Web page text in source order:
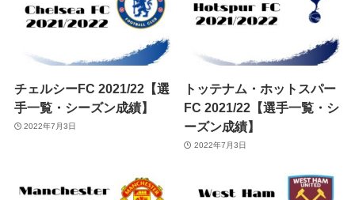
チェルシーFC 2021/22【選
手一覧・シーズン成績】
2022年7月3日
トッテナム・ホットスパー
FC 2021/22【選手一覧・シ
ーズン成績】
2022年7月3日